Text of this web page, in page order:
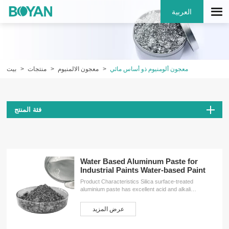
العربية
بيت منتجات معجون الالمنيوم معجون ألومنيوم ذو أساس مائي
فئة المنتج
Water Based Aluminum Paste for
Industrial Paints Water-based Paint
Product Characteristics Silica surface-treated
aluminium paste has excellent acid and alkali
can meet the environmental protection requirements.
عرض المزيد